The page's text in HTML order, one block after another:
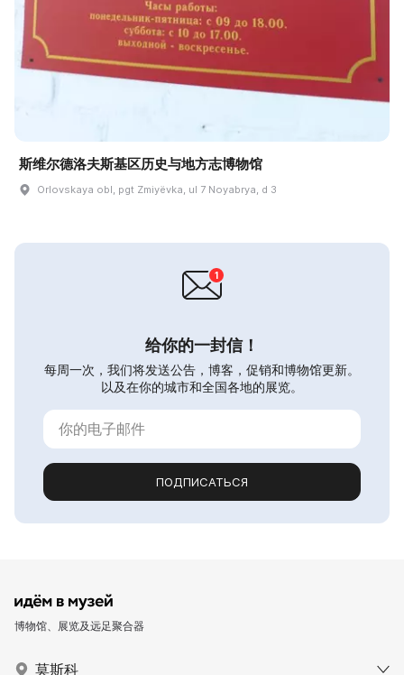
斯维尔德洛夫斯基区历史与地方志博物馆
Orlovskaya obl, pgt Zmiyëvka, ul 7 Noyabrya, d 3
给你的一封信！
每周一次，我们将发送公告，博客，促销和博物馆更新。
以及在你的城市和全国各地的展览。
ПОДПИСАТЬСЯ
博物馆、展览及远足聚合器
莫斯科